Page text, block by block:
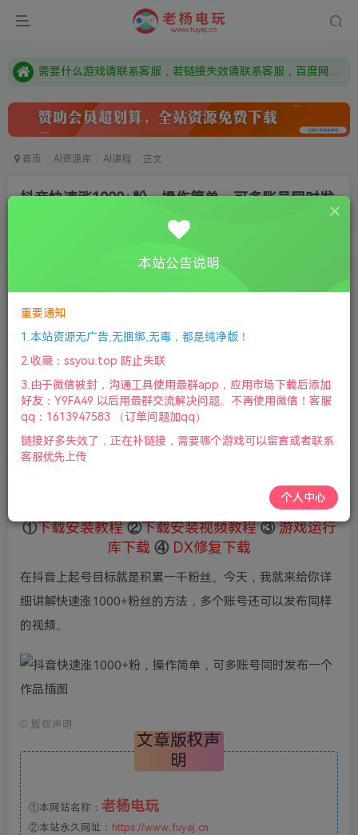
本站资源来自网络搜集，如有侵权，请联系删除：fuyej@qq.com 附上证书和内容链接
需要什么游戏请联系客服，若链接失效请联系客服，百度网盘边上的激活码也是解压密码
首页 AI资源库 AI课程 正文
抖音快速涨1000+粉，操作简单，可多账号同时发
抖音快速涨1000+粉，操作简单，可多账号同时发布一个作品
此内容为付费资源，请付费后查看
鲜花 1 鲜花 69
赞助会员 免费
登录购买
支付成功后请刷新网页
付费资源
①下载安装教程 ②下载安装视频教程 ③ 游戏运行
库下载 ④ DX修复下载
在抖音上起号目标就是积累一千粉丝。今天，我就来给你详
细讲解快速涨1000+粉丝的方法，多个账号还可以发布同样
的视频。
© 版权声明
文章版权声
明
①本网站名称： 老杨电玩
②本站永久网址： https://www.fuyej.cn
本站公告说明
重要通知
1.本站资源无广告,无捆绑,无毒，都是纯净版！
2.收藏：ssyou.top 防止失联
3.由于微信被封，沟通工具使用最群app，应用市场下载后添加
好友：Y9FA49 以后用最群交流解决问题。不再使用微信！客服
qq：1613947583 （订单问题加qq）
链接好多失效了，正在补链接，需要哪个游戏可以留言或者联系
客服优先上传
个人中心